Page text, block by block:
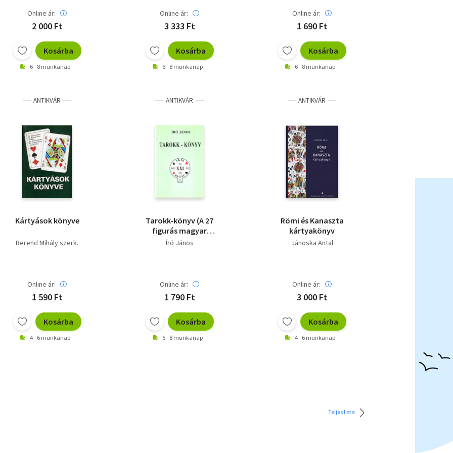
Online ár:
2 000 Ft
Kosárba
6 - 8 munkanap
Online ár:
3 333 Ft
Kosárba
6 - 8 munkanap
Online ár:
1 690 Ft
Kosárba
6 - 8 munkanap
ANTIKVÁR
Kártyások könyve
Berend Mihály szerk.
Online ár:
1 590 Ft
Kosárba
4 - 6 munkanap
ANTIKVÁR
Tarokk-könyv (A 27
figurás magyar
tarokkjáték)
Író János
Online ár:
1 790 Ft
Kosárba
6 - 8 munkanap
ANTIKVÁR
Römi és Kanaszta
kártyakönyv
Jánoska Antal
Online ár:
3 000 Ft
Kosárba
4 - 6 munkanap
Teljes lista